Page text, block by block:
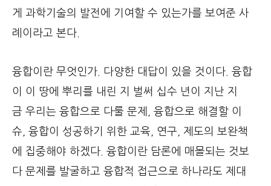
게 과학기술의 발전에 기여할 수 있는가를 보여준 사
례이라고 본다.
융합이란 무엇인가. 다양한 대답이 있을 것이다. 융합
이 이 땅에 뿌리를 내린 지 벌써 십수 년이 지난 지
금 우리는 융합으로 다룰 문제, 융합으로 해결할 이
슈, 융합이 성공하기 위한 교육, 연구, 제도의 보완책
에 집중해야 하겠다. 융합이란 담론에 매몰되는 것보
다 문제를 발굴하고 융합적 접근으로 하나라도 제대